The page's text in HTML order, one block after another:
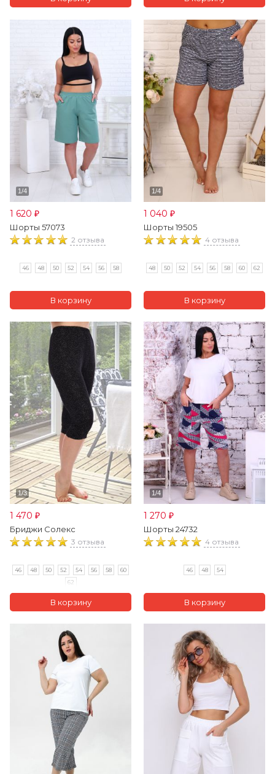
1 620 ₽
Шорты 57073
2 отзыва
46 48 50 52 54 56 58
1 040 ₽
Шорты 19505
4 отзыва
48 50 52 54 56 58 60 62
1 470 ₽
Бриджи Солекс
3 отзыва
46 48 50 52 54 56 58
60
62
1 270 ₽
Шорты 24732
4 отзыва
46 48 54